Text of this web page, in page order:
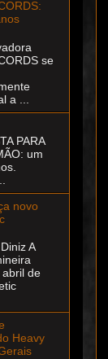
se
a ...
PARA
um
novo
A
de
Heavy